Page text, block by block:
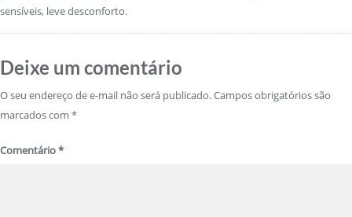
sensíveis, leve desconforto.
Deixe um comentário
O seu endereço de e-mail não será publicado.Campos obrigatórios são
marcados com *
Comentário*